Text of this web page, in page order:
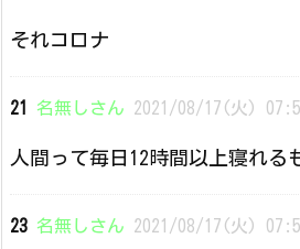
それコロナ
21 名無しさん 2021/08/17(火)
人間って毎日12時間以上寝れる
23 名無しさん 2021/08/17(火)